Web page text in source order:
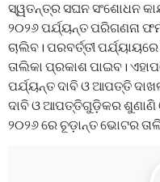
ସ୍ୱତନ୍ତ୍ର ସଘନ ସଂଶୋଧନ
୨୦୨୬ ପର୍ଯ୍ୟନ୍ତ ପରିଗଣନା
ଚାଲିବ। ପରବର୍ତ୍ତୀ
ତାଲିକା ପ୍ରକାଶ ପାଇବ।
ପର୍ଯ୍ୟନ୍ତ ଦାବି ଓ ଆପତ୍ତି
ଦାବି ଓ ଆପତ୍ତିଗୁଡ଼ିକର
୨୦୨୬ ରେ ଚୂଡ଼ାନ୍ତ ଭୋଟର